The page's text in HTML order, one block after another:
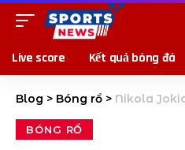
Live score Kết quả bóng đá
Blog > Bóng rổ > Nikola Jokic trở thành
BÓNG RỔ